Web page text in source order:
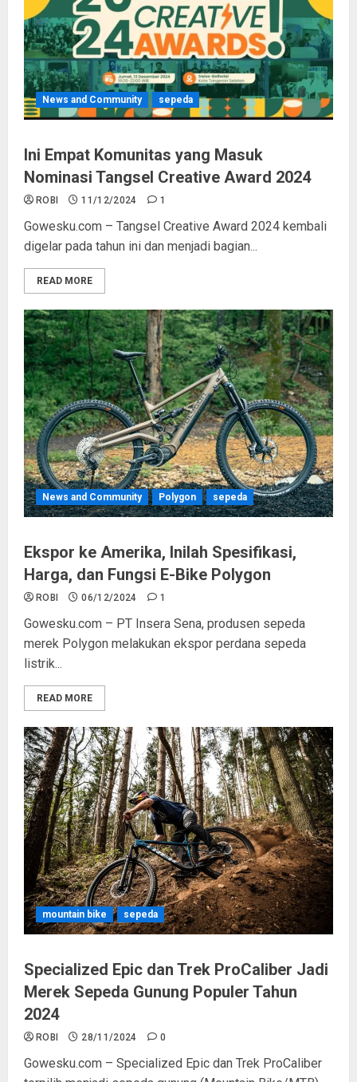
News and Community sepeda
Ini Empat Komunitas yang Masuk
Nominasi Tangsel Creative Award 2024
ROBI 11/12/2024 1
Gowesku.com – Tangsel Creative Award 2024 kembali
digelar pada tahun ini dan menjadi bagian...
READ MORE
News and Community Polygon sepeda
Ekspor ke Amerika, Inilah Spesifikasi,
Harga, dan Fungsi E-Bike Polygon
ROBI 06/12/2024 1
Gowesku.com – PT Insera Sena, produsen sepeda
merek Polygon melakukan ekspor perdana sepeda
listrik...
READ MORE
mountain bike sepeda
Specialized Epic dan Trek ProCaliber Jadi
Merek Sepeda Gunung Populer Tahun
2024
ROBI 28/11/2024 0
Gowesku.com – Specialized Epic dan Trek ProCaliber